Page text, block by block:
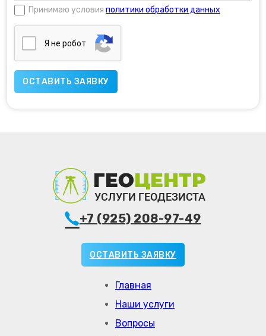
Принимаю условия политики обработки данных
Я нe poбoт
Главная
Наши услуги
Вопросы
+7 (925) 208-97-49
ОСТАВИТЬ ЗАЯВКУ